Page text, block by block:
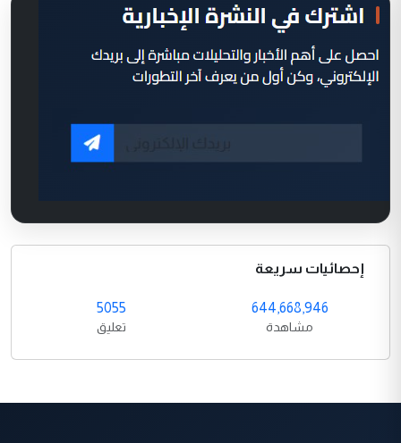
إحصائيات سريعة
644,668,946
مشاهدة
5055
تعليق